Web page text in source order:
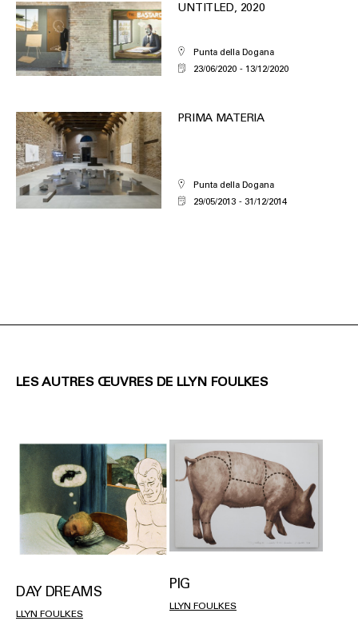
UNTITLED, 2020
Punta della Dogana
23/06/2020
13/12/2020
PRIMA MATERIA
Punta della Dogana
29/05/2013
31/12/2014
LES AUTRES ŒUVRES DE LLYN FOULKES
DAY DREAMS
LLYN FOULKES
PIG
LLYN FOULKES